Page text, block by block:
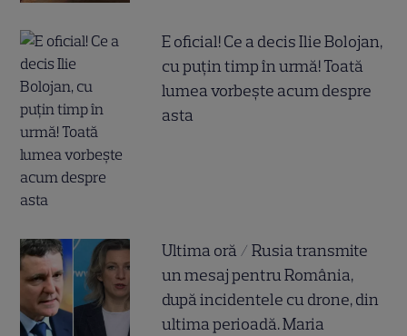
E oficial! Ce a decis Ilie Bolojan,
cu puțin timp în urmă! Toată
lumea vorbește acum despre
asta
Ultima oră / Rusia transmite
un mesaj pentru România,
după incidentele cu drone, din
ultima perioadă. Maria